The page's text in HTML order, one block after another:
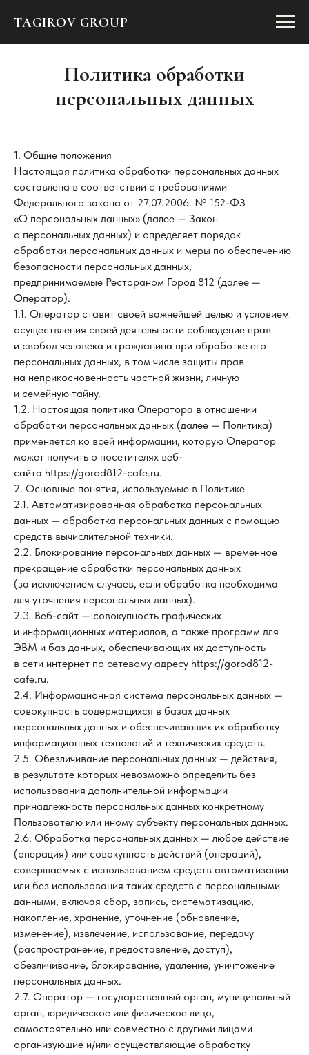
TAGIROV GROUP
Политика обработки
персональных данных
1. Общие положения
Настоящая политика обработки персональных данных
составлена в соответствии с требованиями
Федерального закона от 27.07.2006. № 152-ФЗ
«О персональных данных» (далее — Закон
о персональных данных) и определяет порядок
обработки персональных данных и меры по обеспечению
безопасности персональных данных,
предпринимаемые Рестораном Город 812 (далее —
Оператор).
1.1. Оператор ставит своей важнейшей целью и условием
осуществления своей деятельности соблюдение прав
и свобод человека и гражданина при обработке его
персональных данных, в том числе защиты прав
на неприкосновенность частной жизни, личную
и семейную тайну.
1.2. Настоящая политика Оператора в отношении
обработки персональных данных (далее — Политика)
применяется ко всей информации, которую Оператор
может получить о посетителях веб-
сайта https://gorod812-cafe.ru.
2. Основные понятия, используемые в Политике
2.1. Автоматизированная обработка персональных
данных — обработка персональных данных с помощью
средств вычислительной техники.
2.2. Блокирование персональных данных — временное
прекращение обработки персональных данных
(за исключением случаев, если обработка необходима
для уточнения персональных данных).
2.3. Веб-сайт — совокупность графических
и информационных материалов, а также программ для
ЭВМ и баз данных, обеспечивающих их доступность
в сети интернет по сетевому адресу https://gorod812-
cafe.ru.
2.4. Информационная система персональных данных —
совокупность содержащихся в базах данных
персональных данных и обеспечивающих их обработку
информационных технологий и технических средств.
2.5. Обезличивание персональных данных — действия,
в результате которых невозможно определить без
использования дополнительной информации
принадлежность персональных данных конкретному
Пользователю или иному субъекту персональных данных.
2.6. Обработка персональных данных — любое действие
(операция) или совокупность действий (операций),
совершаемых с использованием средств автоматизации
или без использования таких средств с персональными
данными, включая сбор, запись, систематизацию,
накопление, хранение, уточнение (обновление,
изменение), извлечение, использование, передачу
(распространение, предоставление, доступ),
обезличивание, блокирование, удаление, уничтожение
персональных данных.
2.7. Оператор — государственный орган, муниципальный
орган, юридическое или физическое лицо,
самостоятельно или совместно с другими лицами
организующие и/или осуществляющие обработку